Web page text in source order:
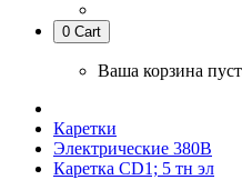
0 Cart
Ваша корзина
Каретки
Электрические 380В
Каретка CD1; 5 тн эл